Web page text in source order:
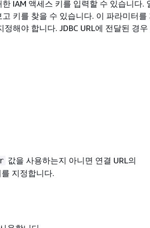
IAM 액세스 키를 입력할 수 있습니다.
키를 찾을 수 있습니다. 이 파라미터를
정해야 합니다. JDBC URL에 전달된 경우
값을 사용하는지 아니면 연결 URL의
지정합니다.